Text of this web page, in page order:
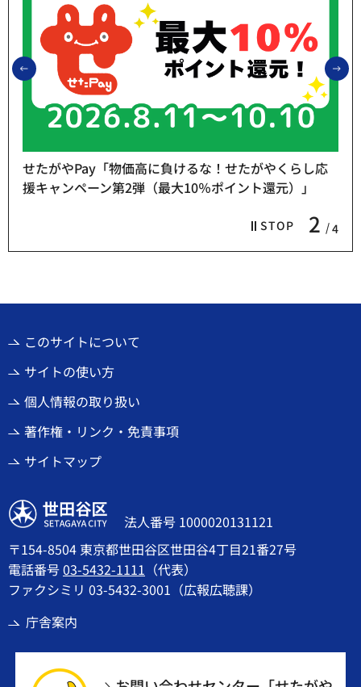
前のスライドを表示
STOP 2 4
せたがやPay「物価高に負けるな！せたがやくらし応
援キャンペーン第2弾（最大10％ポイント還元）」
このサイトについて
サイトの使い方
個人情報の取り扱い
著作権・リンク・免責事項
サイトマップ
世田谷区
法人番号 1000020131121
〒154-8504 東京都世田谷区世田谷4丁目21番27号
電話番号03-5432-1111 （代表）
ファクシミリ 03-5432-3001（広報広聴課）
庁舎案内